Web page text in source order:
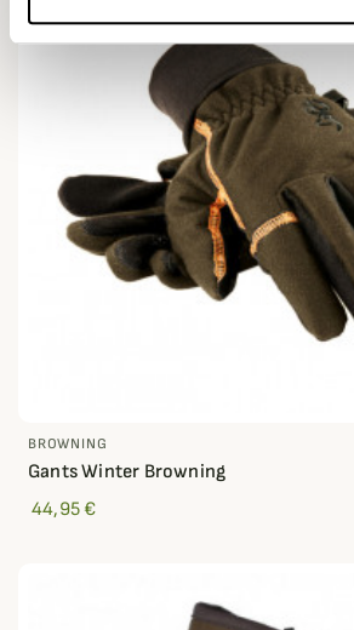
BROWNING
Gants Winter Browning
44,95 €